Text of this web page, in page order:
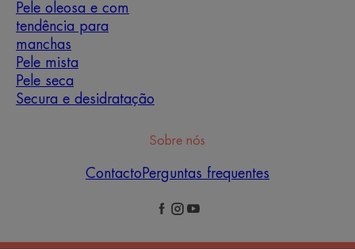
Pele oleosa e com
tendência para
manchas
Pele mista
Pele seca
Secura e desidratação
Sobre nós
Contacto Perguntas frequentes